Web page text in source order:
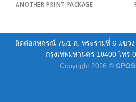
ANOTHER PRINT PACKAGE
ติดต่อสหกรณ์ 75/1 ถ. พระรามที่ 6 แขวง
กรุงเทพมหานคร 10400 โทร
Copyright 2026 ©